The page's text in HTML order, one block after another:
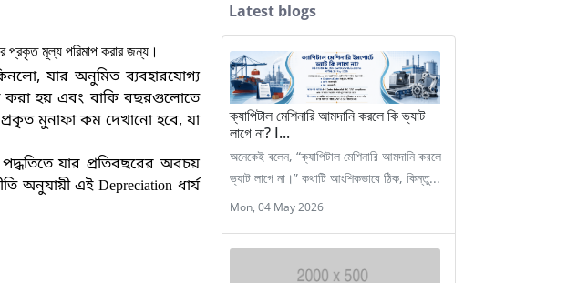
প্রকৃত মূল্য পরিমাপ করার জন্য ।
যার অনুমিত ব্যবহারযোগ্য
করা হয় এবং বাকি বছরগুলোতে
মুনাফা কম দেখানো হবে, যা
যার প্রতিবছরের অবচয়
অনুযায়ী এই Depreciation ধার্য
Latest blogs
ক্যাপিটাল মেশিনারি আমদানি করলে কি ভ্যাট
লাগে না? I...
অনেকেই বলেন, “ক্যাপিটাল মেশিনারি আমদানি করলে
ভ্যাট লাগে না।” কথাটি আংশিকভাবে ঠিক, কিন্তু...
Mon, 04 May 2026